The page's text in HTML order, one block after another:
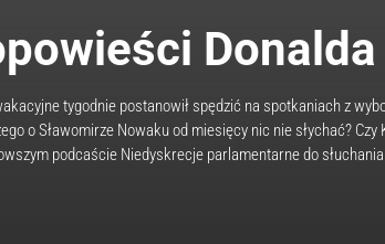
tygodnie postanowił spędzić na spotkaniach z
o Sławomirze Nowaku od miesięcy nic nie słychać?
podcaście Niedyskrecje parlamentarne do